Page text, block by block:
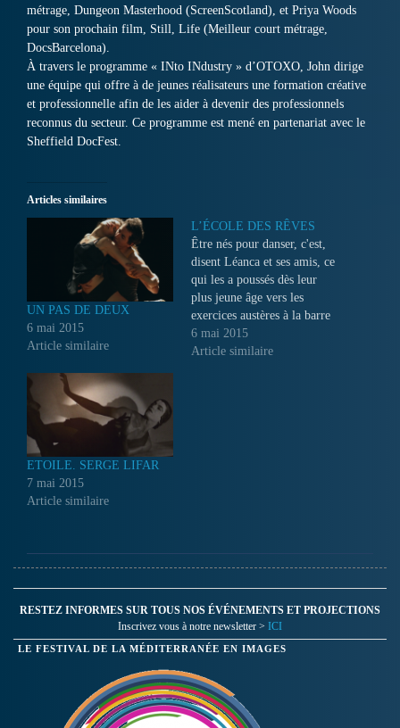
métrage, Dungeon Masterhood (ScreenScotland), et Priya Woods
pour son prochain film, Still, Life (Meilleur court métrage,
DocsBarcelona).
À travers le programme « INto INdustry » d’OTOXO, John dirige
une équipe qui offre à de jeunes réalisateurs une formation créative
et professionnelle afin de les aider à devenir des professionnels
reconnus du secteur. Ce programme est mené en partenariat avec le
Sheffield DocFest.
Articles similaires
UN PAS DE DEUX
6 mai 2015
Article similaire
L’ÉCOLE DES RÊVES
Être nés pour danser, c'est,
disent Léanca et ses amis, ce
qui les a poussés dès leur
plus jeune âge vers les
exercices austères à la barre
des salles de cours de
l’École roumaine de ballet.
6 mai 2015
Article similaire
ETOILE. SERGE LIFAR
7 mai 2015
Article similaire
RESTEZ INFORMES SUR TOUS NOS ÉVÉNEMENTS ET PROJECTIONS
Inscrivez vous à notre newsletter > ICI
LE FESTIVAL DE LA MÉDITERRANÉE EN IMAGES